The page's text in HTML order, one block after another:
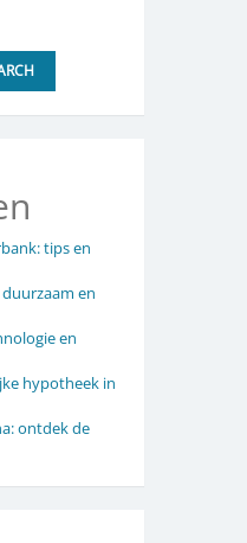
tips en
en
en
hypotheek in
ontdek de